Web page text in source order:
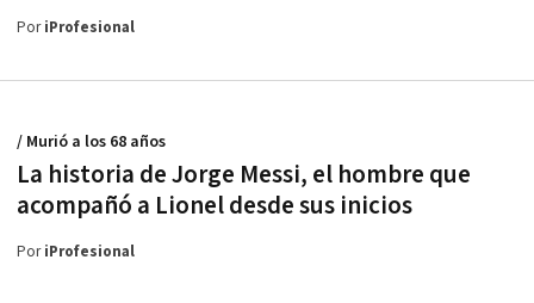
PoriProfesional
La historia de Jorge Messi, el hombre que
acompañó a Lionel desde sus inicios
/ Murió a los 68 años
PoriProfesional